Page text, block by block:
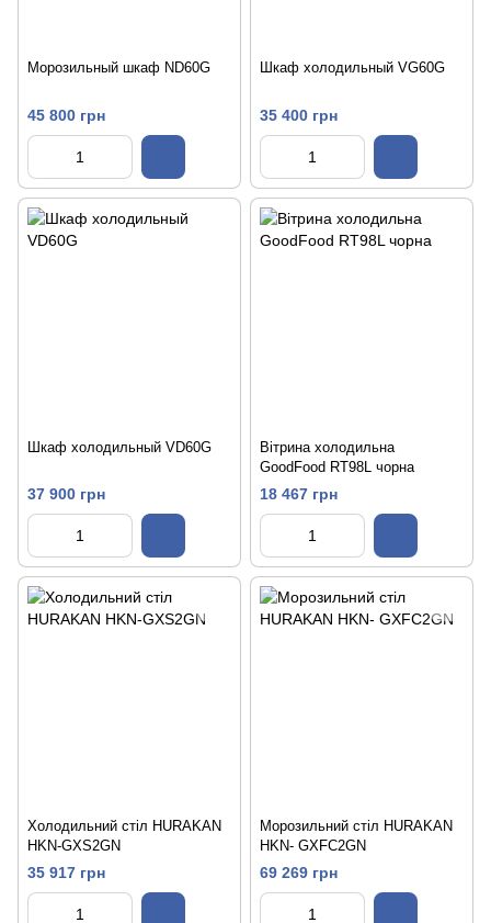
Морозильный шкаф ND60G
45 800 грн
Шкаф холодильный VG60G
35 400 грн
Шкаф холодильный VD60G
37 900 грн
Вітрина холодильна
GoodFood RT98L чорна
18 467 грн
Холодильний стіл HURAKAN
HKN-GXS2GN
35 917 грн
Морозильний стіл HURAKAN
HKN- GXFC2GN
69 269 грн